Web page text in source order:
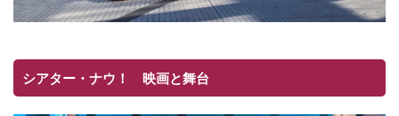
シアター・ナウ！ 映画と舞台